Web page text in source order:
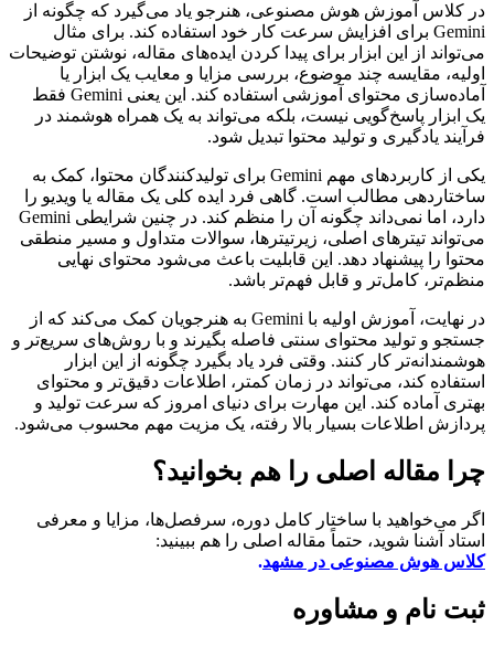
در کلاس آموزش هوش مصنوعی، هنرجو یاد می‌گیرد که چگونه از
Gemini برای افزایش سرعت کار خود استفاده کند. برای مثال
می‌تواند از این ابزار برای پیدا کردن ایده‌های مقاله، نوشتن توضیحات
اولیه، مقایسه چند موضوع، بررسی مزایا و معایب یک ابزار یا
آماده‌سازی محتوای آموزشی استفاده کند. این یعنی Gemini فقط
یک ابزار پاسخ‌گویی نیست، بلکه می‌تواند به یک همراه هوشمند در
فرآیند یادگیری و تولید محتوا تبدیل شود.
یکی از کاربردهای مهم Gemini برای تولیدکنندگان محتوا، کمک به
ساختاردهی مطالب است. گاهی فرد ایده کلی یک مقاله یا ویدیو را
دارد، اما نمی‌داند چگونه آن را منظم کند. در چنین شرایطی Gemini
می‌تواند تیترهای اصلی، زیرتیترها، سوالات متداول و مسیر منطقی
محتوا را پیشنهاد دهد. این قابلیت باعث می‌شود محتوای نهایی
منظم‌تر، کامل‌تر و قابل فهم‌تر باشد.
در نهایت، آموزش اولیه با Gemini به هنرجویان کمک می‌کند که از
جستجو و تولید محتوای سنتی فاصله بگیرند و با روش‌های سریع‌تر و
هوشمندانه‌تر کار کنند. وقتی فرد یاد بگیرد چگونه از این ابزار
استفاده کند، می‌تواند در زمان کمتر، اطلاعات دقیق‌تر و محتوای
بهتری آماده کند. این مهارت برای دنیای امروز که سرعت تولید و
پردازش اطلاعات بسیار بالا رفته، یک مزیت مهم محسوب می‌شود.
چرا مقاله اصلی را هم بخوانید؟
اگر می‌خواهید با ساختار کامل دوره، سرفصل‌ها، مزایا و معرفی
استاد آشنا شوید، حتماً مقاله اصلی را هم ببینید:
کلاس هوش مصنوعی در مشهد.
ثبت نام و مشاوره